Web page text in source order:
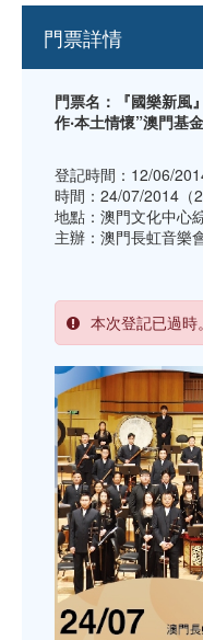
門票詳情
門票名：『國樂新風
作‧本土情懷”澳門基
登記時間：12/06/
時間：24/07/2014（
地點：澳門文化中心
主辦：澳門長虹音樂
本次登記已過時。